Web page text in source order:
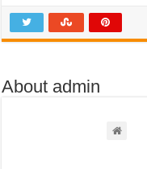
About admin